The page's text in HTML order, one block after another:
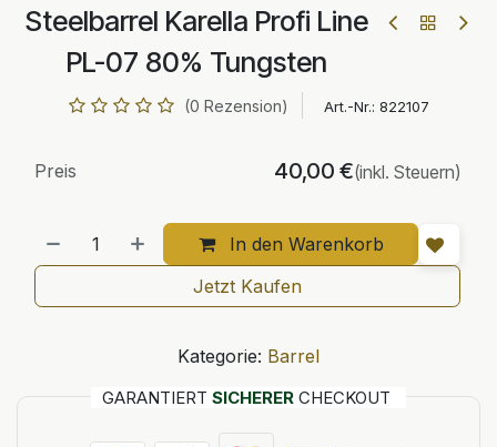
Steelbarrel Karella Profi Line
PL-07 80% Tungsten
(0 Rezension) Art.-Nr.: 822107
In den Warenkorb
Preis 40,00 €(inkl. Steuern)
Jetzt Kaufen
Kategorie: Barrel
GARANTIERT SICHERER CHECKOUT